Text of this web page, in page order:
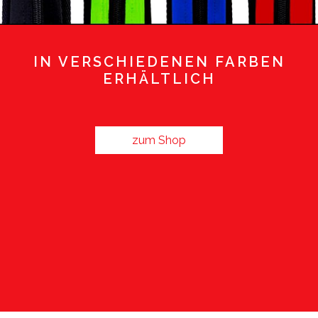
IN VERSCHIEDENEN FARBEN
ERHÄLTLICH
zum Shop